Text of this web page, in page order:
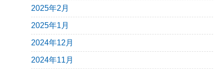
2025年2月
2025年1月
2024年12月
2024年11月